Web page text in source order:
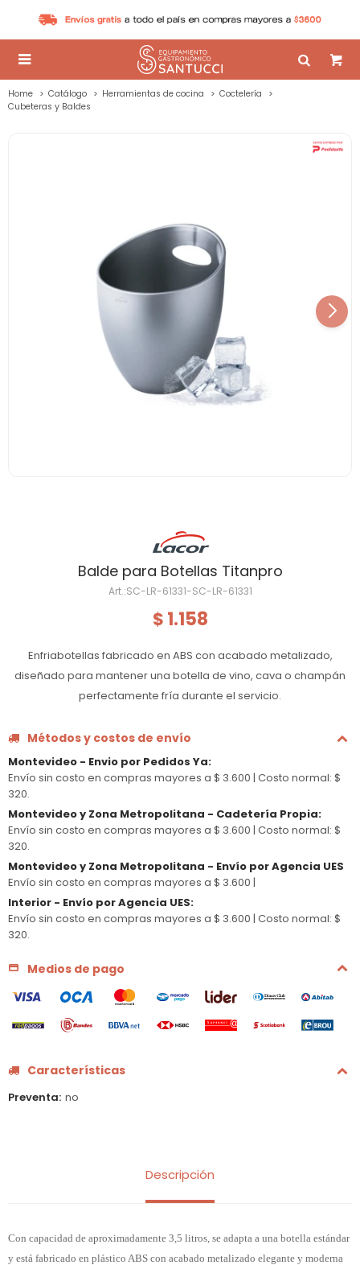

Home Catálogo Herramientas de cocina
Coctelería
Cubeteras y Baldes
Balde para Botellas Titanpro
SC-LR-61331-SC-LR-61331
$ 1.158
Enfriabotellas fabricado en ABS con acabado metalizado,
diseñado para mantener una botella de vino, cava o champán
perfectamente fría durante el servicio.
Métodos y costos de envío
Montevideo - Envio por Pedidos Ya:
Envío sin costo en compras mayores a $ 3.600 | Costo normal: $
320.
Montevideo y Zona Metropolitana - Cadetería Propia:
Envío sin costo en compras mayores a $ 3.600 | Costo normal: $
320.
Montevideo y Zona Metropolitana - Envío por Agencia UES
Envío sin costo en compras mayores a $ 3.600 |
Interior - Envío por Agencia UES:
Envío sin costo en compras mayores a $ 3.600 | Costo normal: $
320.
Medios de pago
Características
Preventa no
Descripción
Con capacidad de aproximadamente 3,5 litros, se adapta a una botella estándar
y está fabricado en plástico ABS con acabado metalizado elegante y moderna